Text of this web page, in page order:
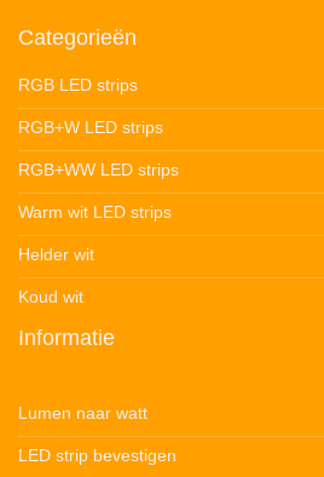
Categorieën
RGB LED strips
RGB+W LED strips
RGB+WW LED strips
Warm wit LED strips
Helder wit
Koud wit
Informatie
Lumen naar watt
LED strip bevestigen